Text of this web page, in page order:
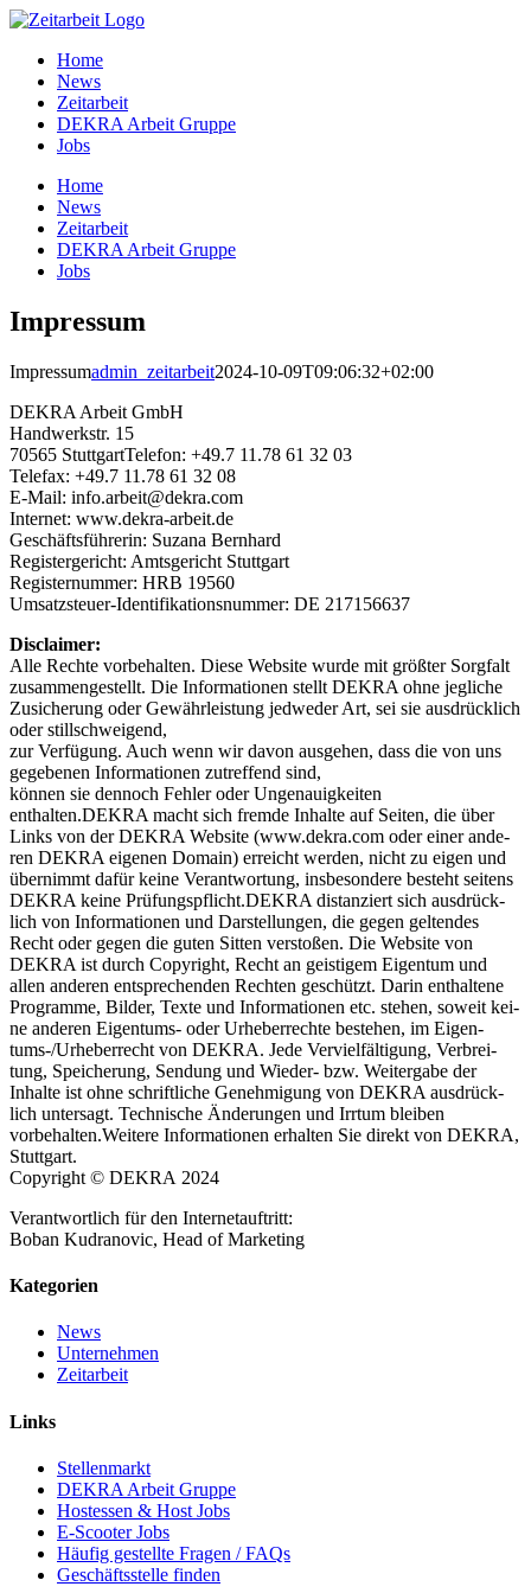
Zum
springenHome
News
Zeit­ar­beit
DEKRA Arbeit Gruppe
Jobs
Home
News
Zeit­ar­beit
DEKRA Arbeit Gruppe
Jobs
Impres­sum
Impres­sumadmin_zeitarbeit2024-10-09T09:06:32+02:00
DEKRA Arbeit GmbH
Hand­werk­str. 15
70565 Stutt­gart­Te­le­fon: +49.7 11.78 61 32 03
Tele­fax: +49.7 11.78 61 32 08
E‑Mail: info.arbeit@dekra.com
Inter­net: www.dekra-arbeit.de
Geschäfts­füh­re­rin: Suz­a­na Bernhard
Regis­ter­ge­richt: Amts­ge­richt Stuttgart
Regis­ter­num­mer: HRB 19560
Umsatz­steu­er-Iden­ti­fi­ka­ti­ons­num­mer: DE 217156637
Dis­clai­mer:
Alle Rech­te vor­be­hal­ten. Die­se Web­site wur­de mit größ­ter Sorg­falt
zusam­men­ge­stellt. Die Infor­ma­tio­nen stellt DEKRA ohne jeg­li­che
Zusi­che­rung oder Gewähr­leis­tung jed­we­der Art, sei sie aus­drück­lich
oder stillschweigend,
zur Ver­fü­gung. Auch wenn wir davon aus­ge­hen, dass die von uns
gege­be­nen Infor­ma­tio­nen zutref­fend sind,
kön­nen sie den­noch Feh­ler oder Unge­nau­ig­kei­ten
enthalten.DEKRA macht sich frem­de Inhal­te auf Sei­ten, die über
Links von der DEKRA Web­site (www.dekra.com oder einer ande­
ren DEKRA eige­nen Domain) erreicht wer­den, nicht zu eigen und
über­nimmt dafür kei­ne Ver­ant­wor­tung, ins­be­son­de­re besteht sei­tens
DEKRA kei­ne Prüfungspflicht.DEKRA distan­ziert sich aus­drück­
lich von Infor­ma­tio­nen und Dar­stel­lun­gen, die gegen gel­ten­des
Recht oder gegen die guten Sit­ten ver­sto­ßen. Die Web­site von
DEKRA ist durch Copy­right, Recht an geis­ti­gem Eigen­tum und
allen ande­ren ent­spre­chen­den Rech­ten geschützt. Dar­in ent­hal­te­ne
Pro­gram­me, Bil­der, Tex­te und Infor­ma­tio­nen etc. ste­hen, soweit kei­
ne ande­ren Eigen­tums- oder Urhe­ber­rech­te bestehen, im Eigen­
tums-/Ur­he­ber­recht von DEKRA. Jede Ver­viel­fäl­ti­gung, Ver­brei­
tung, Spei­che­rung, Sen­dung und Wie­der- bzw. Wei­ter­ga­be der
Inhal­te ist ohne schrift­li­che Geneh­mi­gung von DEKRA aus­drück­
lich unter­sagt. Tech­ni­sche Ände­run­gen und Irr­tum blei­ben
vorbehalten.Weitere Infor­ma­tio­nen erhal­ten Sie direkt von DEKRA,
Stuttgart.
Copy­right © DEKRA 2024
Ver­ant­wort­lich für den Inter­net­auf­tritt:
Boban Kudra­no­vic, Head of Marketing
Kate­go­rien
News
Unternehmen
Zeitarbeit
Links
Stel­len­markt
DEKRA Arbeit Gruppe
Hos­tes­sen & Host Jobs
E‑Scooter Jobs
Häu­fig gestell­te Fra­gen / FAQs
Geschäfts­stel­le finden